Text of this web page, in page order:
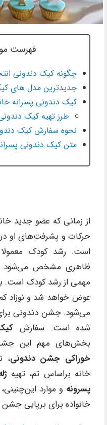
فهرست
چگونه کیک دندونی
جدیدترین مدل های
کیک دندونی پسرانه
طرز تهیه کیک
نحوه سفارش کیک
متن کیک دندونی
از زمانی که عضو جدید
حرکات و پشرفت‌های او در
است. رشد کودک
ظاهری مشخص می‌شود.
مهمی از رشد کودک است.
عوض خواهد شد و نوزاد
می‌شود. جشن دندونی
شده است. سفارش
بخش‌های مهم این
خوراکی جشن دندونی،
خانه براساس تم، تهیه
پسرونه و موارد
خانواده برای برپایی